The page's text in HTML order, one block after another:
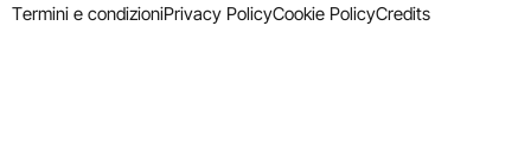
Termini e condizioniPrivacy PolicyCookie PolicyCredits